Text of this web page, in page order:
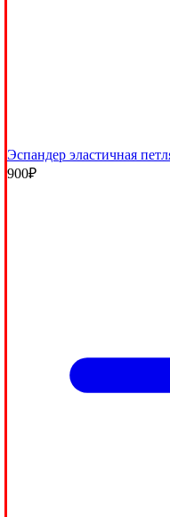
Эспандер эластичная
900₽